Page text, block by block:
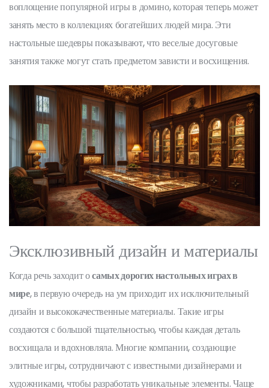
воплощение популярной игры в домино, которая теперь может
занять место в коллекциях богатейших людей мира. Эти
настольные шедевры показывают, что веселые досуговые
занятия также могут стать предметом зависти и восхищения.
Эксклюзивный дизайн и материалы
Когда речь заходит осамых дорогих настольных играх в
мире, в первую очередь на ум приходит их исключительный
дизайн и высококачественные материалы. Такие игры
создаются с большой тщательностью, чтобы каждая деталь
восхищала и вдохновляла. Многие компании, создающие
элитные игры, сотрудничают с известными дизайнерами и
художниками, чтобы разработать уникальные элементы. Чаще